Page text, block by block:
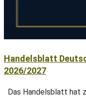
Handelsblatt
2026/2027
Das Handelsblatt hat